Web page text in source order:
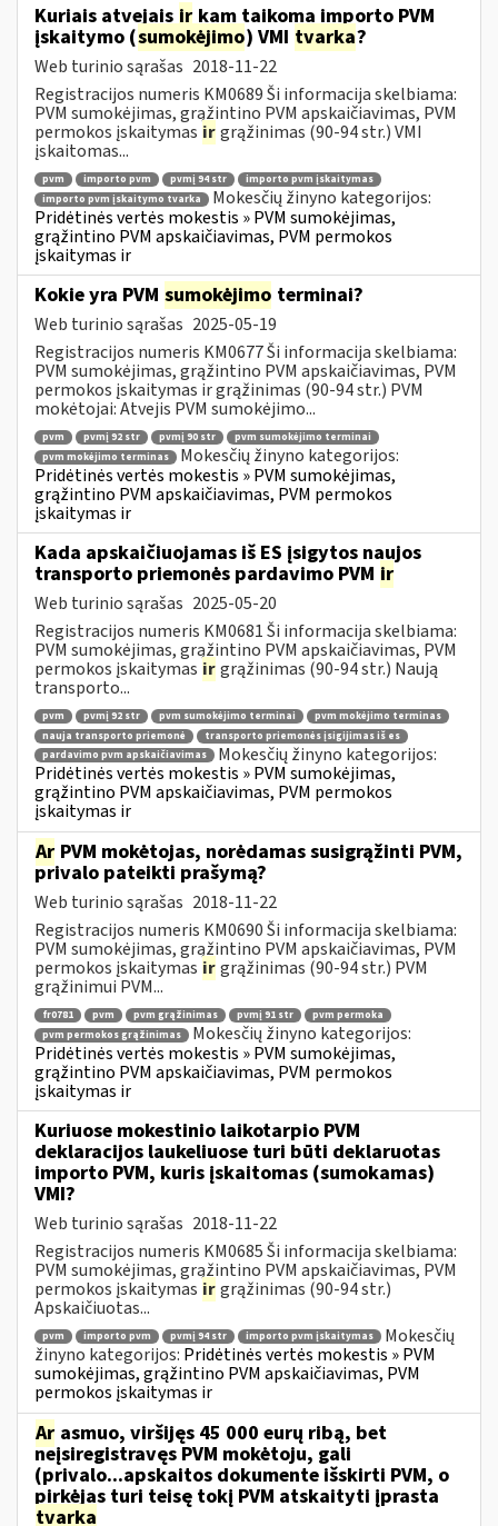
Kuriais atvejais ir kam taikoma importo PVM
įskaitymo (sumokėjimo) VMI tvarka?
Web turinio sąrašas 2018-11-22
Registracijos numeris KM0689 Ši informacija skelbiama:
PVM sumokėjimas, grąžintino PVM apskaičiavimas, PVM
permokos įskaitymas irgrąžinimas (90-94 str.) VMI
įskaitomas...
pvm importo pvm pvmį 94 str
importo pvm įskaitymas
importo pvm įskaitymo tvarka
Mokesčių žinyno kategorijos:
Pridėtinės vertės mokestis » PVM sumokėjimas,
grąžintino PVM apskaičiavimas, PVM permokos
įskaitymas ir
Kokie yra PVM sumokėjimo terminai?
Web turinio sąrašas 2025-05-19
Registracijos numeris KM0677 Ši informacija skelbiama:
PVM sumokėjimas, grąžintino PVM apskaičiavimas, PVM
permokos įskaitymas ir grąžinimas (90-94 str.) PVM
mokėtojai: Atvejis PVM sumokėjimo...
pvm pvmį 92 str pvmį 90 str
pvm sumokėjimo terminai
pvm mokėjimo terminas
Mokesčių žinyno kategorijos:
Pridėtinės vertės mokestis » PVM sumokėjimas,
grąžintino PVM apskaičiavimas, PVM permokos
įskaitymas ir
Kada apskaičiuojamas iš ES įsigytos naujos
transporto priemonės pardavimo PVM ir
Web turinio sąrašas 2025-05-20
Registracijos numeris KM0681 Ši informacija skelbiama:
PVM sumokėjimas, grąžintino PVM apskaičiavimas, PVM
permokos įskaitymas irgrąžinimas (90-94 str.) Naują
transporto...
pvm pvmį 92 str pvm sumokėjimo terminai
pvm mokėjimo terminas
nauja transporto priemonė
transporto priemonės įsigijimas iš es
pardavimo pvm apskaičiavimas
Mokesčių žinyno kategorijos:
Pridėtinės vertės mokestis » PVM sumokėjimas,
grąžintino PVM apskaičiavimas, PVM permokos
įskaitymas ir
Ar PVM mokėtojas, norėdamas susigrąžinti PVM,
privalo pateikti prašymą?
Web turinio sąrašas 2018-11-22
Registracijos numeris KM0690 Ši informacija skelbiama:
PVM sumokėjimas, grąžintino PVM apskaičiavimas, PVM
permokos įskaitymas irgrąžinimas (90-94 str.) PVM
grąžinimui PVM...
fr0781 pvm pvm grąžinimas pvmį 91 str
pvm permoka
pvm permokos grąžinimas
Mokesčių žinyno kategorijos:
Pridėtinės vertės mokestis » PVM sumokėjimas,
grąžintino PVM apskaičiavimas, PVM permokos
įskaitymas ir
Kuriuose mokestinio laikotarpio PVM
deklaracijos laukeliuose turi būti deklaruotas
importo PVM, kuris įskaitomas (sumokamas)
VMI?
Web turinio sąrašas 2018-11-22
Registracijos numeris KM0685 Ši informacija skelbiama:
PVM sumokėjimas, grąžintino PVM apskaičiavimas, PVM
permokos įskaitymas irgrąžinimas (90-94 str.)
Apskaičiuotas...
pvm importo pvm pvmį 94 str importo pvm įskaitymas
Mokesčių
žinyno kategorijos: Pridėtinės vertės mokestis » PVM
sumokėjimas, grąžintino PVM apskaičiavimas, PVM
permokos įskaitymas ir
Ar asmuo, viršijęs 45 000 eurų ribą, bet
neįsiregistravęs PVM mokėtoju, gali
(privalo...apskaitos dokumente išskirti PVM, o
pirkėjas turi teisę tokį PVM atskaityti įprasta
tvarka